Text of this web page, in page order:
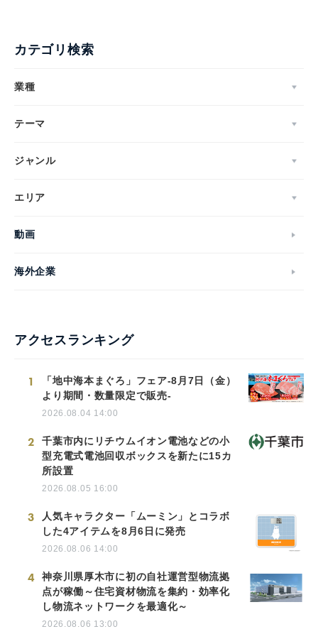
カテゴリ検索
業種
テーマ
ジャンル
エリア
動画
海外企業
アクセスランキング
1
「地中海本まぐろ」フェア-8月7日（金）
より期間・数量限定で販売-
2026.08.04 14:00
2
千葉市内にリチウムイオン電池などの小
型充電式電池回収ボックスを新たに15カ
所設置
2026.08.05 16:00
3
人気キャラクター「ムーミン」とコラボ
した4アイテムを8月6日に発売
2026.08.06 14:00
4
神奈川県厚木市に初の自社運営型物流拠
点が稼働～住宅資材物流を集約・効率化
し物流ネットワークを最適化～
2026.08.06 13:00